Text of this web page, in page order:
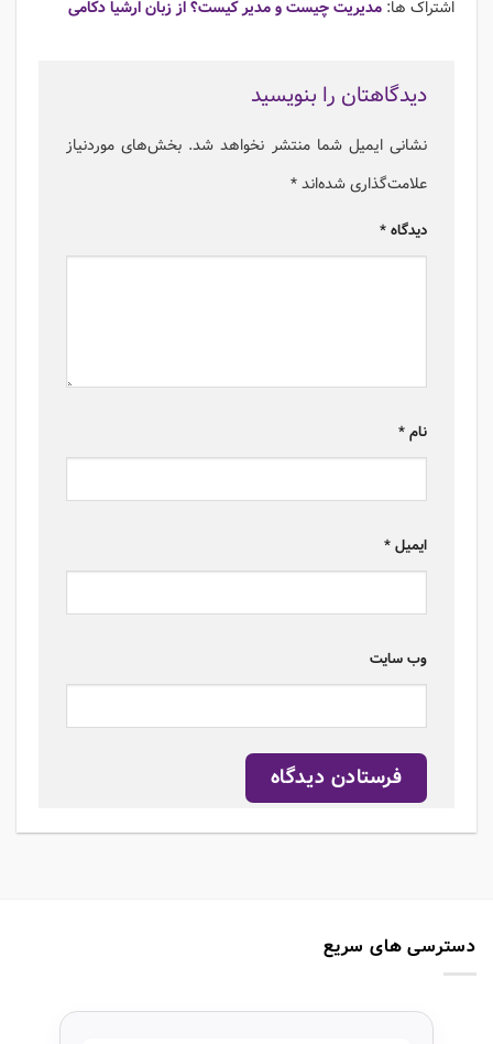
اشتراک ها: مدیریت چیست و مدیر کیست؟ از زبان ارشیا دکامی
دیدگاهتان را بنویسید
نشانی ایمیل شما منتشر نخواهد شد. بخش‌های موردنیاز
علامت‌گذاری شده‌اند*
دیدگاه *
نام *
ایمیل *
وب‌ سایت
دسترسی های سریع